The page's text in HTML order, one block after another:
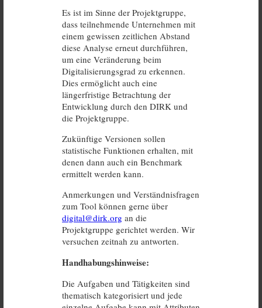
Es ist im Sinne der Projektgruppe,
dass teilnehmende Unternehmen mit
einem gewissen zeitlichen Abstand
diese Analyse erneut durchführen,
um eine Veränderung beim
Digitalisierungsgrad zu erkennen.
Dies ermöglicht auch eine
längerfristige Betrachtung der
Entwicklung durch den DIRK und
die Projektgruppe.
Zukünftige Versionen sollen
statistische Funktionen erhalten, mit
denen dann auch ein Benchmark
ermittelt werden kann.
Anmerkungen und Verständnisfragen
zum Tool können gerne über
digital@dirk.org an die
Projektgruppe gerichtet werden. Wir
versuchen zeitnah zu antworten.
Handhabungshinweise:
Die Aufgaben und Tätigkeiten sind
thematisch kategorisiert und jede